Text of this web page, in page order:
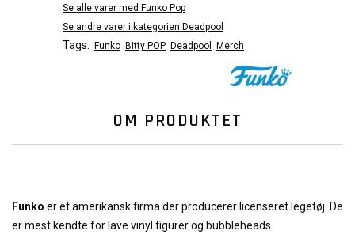
Se alle varer med Funko Pop
Se andre varer i kategorien Deadpool
Tags: Funko Bitty POP Deadpool Merch
OM PRODUKTET
Funko er et amerikansk firma der producerer licenseret legetøj. De
er mest kendte for lave vinyl figurer og bubbleheads.